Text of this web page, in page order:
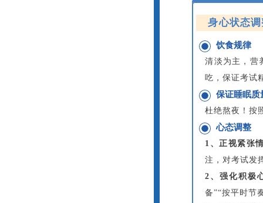
身心状态
饮食规律
清淡为主，营
吃，保证考试
保证睡眠质
杜绝熬夜！按
心态调整
1、正视紧张
注，对考试发
2、强化积极
备”“按平时节